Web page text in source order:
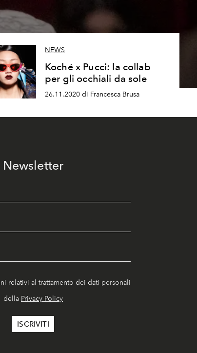
NEWS
Koché x Pucci: la collab
per gli occhiali da sole
26.11.2020 di Francesca Brusa
Newsletter
relativi al trattamento dei dati personali
della Privacy Policy